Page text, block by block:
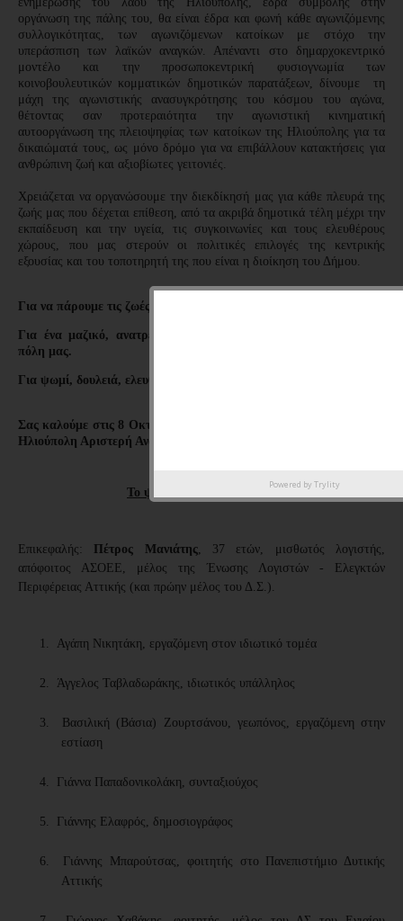
οργάνωση της πάλης του, θα είναι έδρα και φωνή κάθε αγωνιζόμενης
συλλογικότητας, των αγωνιζόμενων κατοίκων με στόχο την
υπεράσπιση των λαϊκών αναγκών. Απέναντι στο δημαρχοκεντρικό
μοντέλο και την προσωποκεντρική φυσιογνωμία των
κοινοβουλευτικών κομματικών δημοτικών παρατάξεων, δίνουμε τη
μάχη της αγωνιστικής ανασυγκρότησης του κόσμου του αγώνα,
θέτοντας σαν προτεραιότητα την αγωνιστική κινηματική
αυτοοργάνωση της πλειοψηφίας των κατοίκων της Ηλιούπολης για τα
δικαιώματά τους, ως μόνο δρόμο για να επιβάλλουν κατακτήσεις για
ανθρώπινη ζωή και αξιοβίωτες γειτονιές.
Χρειάζεται να οργανώσουμε την διεκδίκησή μας για κάθε πλευρά της
ζωής μας που δέχεται επίθεση, από τα ακριβά δημοτικά τέλη μέχρι την
εκπαίδευση και την υγεία, τις συγκοινωνίες και τους ελευθέρους
χώρους, που μας στερούν οι πολιτικές επιλογές της κεντρικής
εξουσίας και του τοποτηρητή της που είναι η διοίκηση του Δήμου.
Για να πάρουμε τις ζωές μας και τις γειτονιές μας στα χέρια μας.
Για ένα μαζικό, ανατρεπτικό και αντιδιαχειριστικό κίνημα στην
πόλη μας.
Για ψωμί, δουλειά, ελευθερία με τους εργαζόμενους στο τιμόνι.
Σας καλούμε στις 8 Οκτώβρη να ψηφίσετε-στηρίξετε τη Μαχόμενη
Ηλιούπολη Αριστερή Ανατρεπτική Κίνηση
Το ψηφοδέλτιο της ΜΑΧ.Η
Επικεφαλής: Πέτρος Μανιάτης, 37 ετών, μισθωτός λογιστής,
απόφοιτος ΑΣΟΕΕ, μέλος της Ένωσης Λογιστών - Ελεγκτών
Περιφέρειας Αττικής (και πρώην μέλος του Δ.Σ.).
1. Αγάπη Νικητάκη, εργαζόμενη στον ιδιωτικό τομέα
2. Άγγελος Ταβλαδωράκης, ιδιωτικός υπάλληλος
3.
Βασιλική (Βάσια) Ζουρτσάνου, γεωπόνος, εργαζόμενη στην
εστίαση
4. Γιάννα Παπαδονικολάκη, συνταξιούχος
5. Γιάννης Ελαφρός, δημοσιογράφος
6. Γιάννης Μπαρούτσας, φοιτητής στο Πανεπιστήμιο Δυτικής
Αττικής
Powered by Trylity